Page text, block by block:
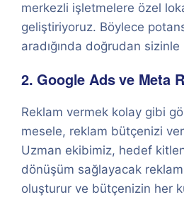
merkezli işletmelere özel
geliştiriyoruz. Böylece
aradığında doğrudan sizinle
2. Google Ads ve Meta
Reklam vermek kolay gibi
mesele, reklam bütçenizi
Uzman ekibimiz, hedef
dönüşüm sağlayacak
oluşturur ve bütçenizin her